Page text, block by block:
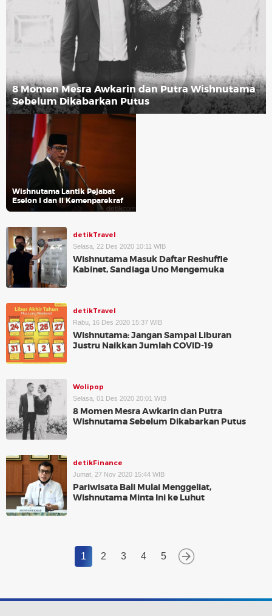
8 Momen Mesra Awkarin dan Putra Wishnutama
Sebelum Dikabarkan Putus
Wishnutama Lantik Pejabat
Eselon I dan II Kemenparekraf
detikTravel
Selasa, 22 Des 2020 10:11 WIB
Wishnutama Masuk Daftar Reshuffle
Kabinet, Sandiaga Uno Mengemuka
detikTravel
Rabu, 16 Des 2020 15:37 WIB
Wishnutama: Jangan Sampai Liburan
Justru Naikkan Jumlah COVID-19
Wolipop
Selasa, 01 Des 2020 20:01 WIB
8 Momen Mesra Awkarin dan Putra
Wishnutama Sebelum Dikabarkan Putus
detikFinance
Jumat, 27 Nov 2020 15:44 WIB
Pariwisata Bali Mulai Menggeliat,
Wishnutama Minta Ini ke Luhut
1 2 3 4 5